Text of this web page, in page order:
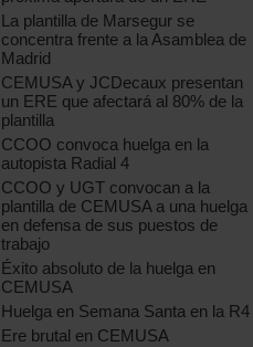
La plantilla de Marsegur se
concentra frente a la Asamblea de
Madrid
CEMUSA y JCDecaux presentan
un ERE que afectará al 80% de la
plantilla
CCOO convoca huelga en la
autopista Radial 4
CCOO y UGT convocan a la
plantilla de CEMUSA a una huelga
en defensa de sus puestos de
trabajo
Éxito absoluto de la huelga en
CEMUSA
Huelga en Semana Santa en la R4
Ere brutal en CEMUSA